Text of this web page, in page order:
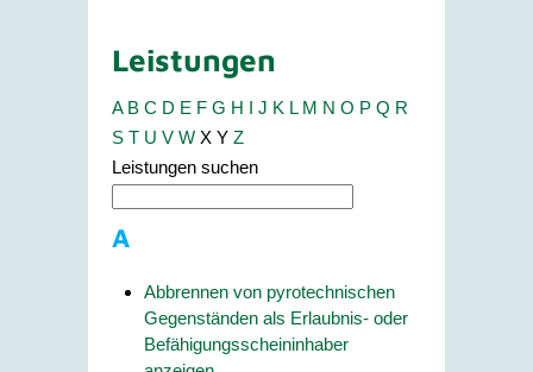
Leistungen
A B C D E F G H I J K L M N O P Q R
S T U V W X Y Z
Leistungen suchen
A
Abbrennen von pyrotechnischen
Gegenständen als Erlaubnis- oder
Befähigungsscheininhaber